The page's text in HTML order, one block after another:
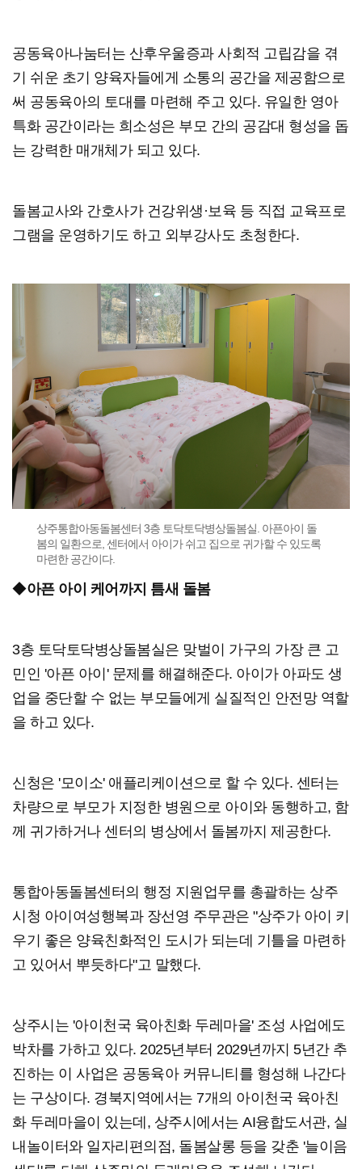
공동육아나눔터는 산후우울증과 사회적 고립감을 겪
기 쉬운 초기 양육자들에게 소통의 공간을 제공함으로
써 공동육아의 토대를 마련해 주고 있다. 유일한 영아
특화 공간이라는 희소성은 부모 간의 공감대 형성을 돕
는 강력한 매개체가 되고 있다.
돌봄교사와 간호사가 건강위생·보육 등 직접 교육프로
그램을 운영하기도 하고 외부강사도 초청한다.
상주통합아동돌봄센터 3층 토닥토닥병상돌봄실. 아픈아이 돌
봄의 일환으로, 센터에서 아이가 쉬고 집으로 귀가할 수 있도록
마련한 공간이다.
◆아픈 아이 케어까지 틈새 돌봄
3층 토닥토닥병상돌봄실은 맞벌이 가구의 가장 큰 고
민인 '아픈 아이' 문제를 해결해준다. 아이가 아파도 생
업을 중단할 수 없는 부모들에게 실질적인 안전망 역할
을 하고 있다.
신청은 '모이소' 애플리케이션으로 할 수 있다. 센터는
차량으로 부모가 지정한 병원으로 아이와 동행하고, 함
께 귀가하거나 센터의 병상에서 돌봄까지 제공한다.
통합아동돌봄센터의 행정 지원업무를 총괄하는 상주
시청 아이여성행복과 장선영 주무관은 "상주가 아이 키
우기 좋은 양육친화적인 도시가 되는데 기틀을 마련하
고 있어서 뿌듯하다"고 말했다.
상주시는 '아이천국 육아친화 두레마을' 조성 사업에도
박차를 가하고 있다. 2025년부터 2029년까지 5년간 추
진하는 이 사업은 공동육아 커뮤니티를 형성해 나간다
는 구상이다. 경북지역에서는 7개의 아이천국 육아친
화 두레마을이 있는데, 상주시에서는 AI융합도서관, 실
내놀이터와 일자리편의점, 돌봄살롱 등을 갖춘 '늘이음